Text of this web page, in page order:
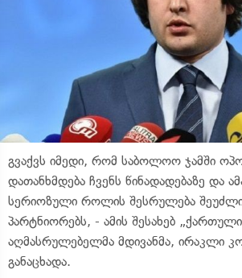
გვაქვს იმედი, რომ საბოლოო ჯამში
დათანხმდება ჩვენს წინადადებაზე და
სერიოზული როლის შესრულება
პარტნიორებს, - ამის შესახებ
აღმასრულებელმა მდივანმა, ირაკლი
განაცხადა.